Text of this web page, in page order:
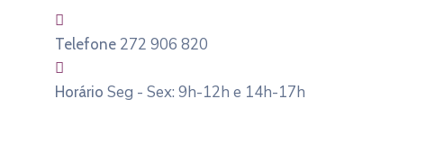
Telefone 272 906 820
Horário Seg - Sex: 9h-12h e 14h-17h